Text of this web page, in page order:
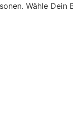
Wähle